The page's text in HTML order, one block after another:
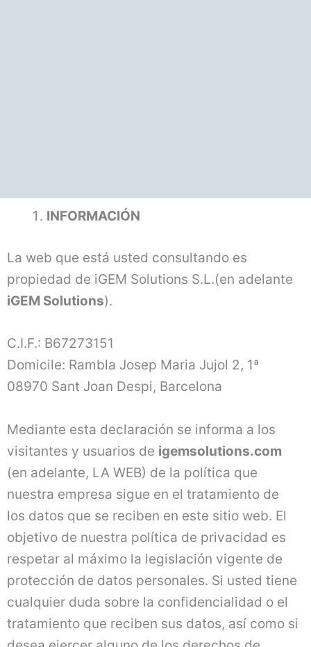
INFORMACIÓN
La web que está usted consultando es
propiedad de iGEM Solutions S.L.(en adelante
iGEM Solutions).
C.I.F.: B67273151
Domicile: Rambla Josep Maria Jujol 2, 1ª
08970 Sant Joan Despi, Barcelona
Mediante esta declaración se informa a los
visitantes y usuarios de igemsolutions.com
(en adelante, LA WEB) de la política que
nuestra empresa sigue en el tratamiento de
los datos que se reciben en este sitio web. El
objetivo de nuestra política de privacidad es
respetar al máximo la legislación vigente de
protección de datos personales. Si usted tiene
cualquier duda sobre la confidencialidad o el
tratamiento que reciben sus datos, así como si